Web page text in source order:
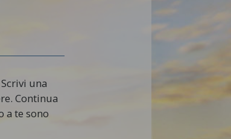
una
Continua
a te sono